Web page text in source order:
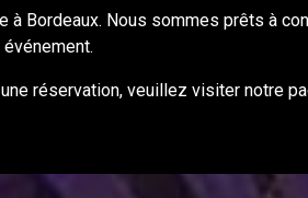
à Bordeaux. Nous sommes prêts à
événement.
réservation, veuillez visiter notre